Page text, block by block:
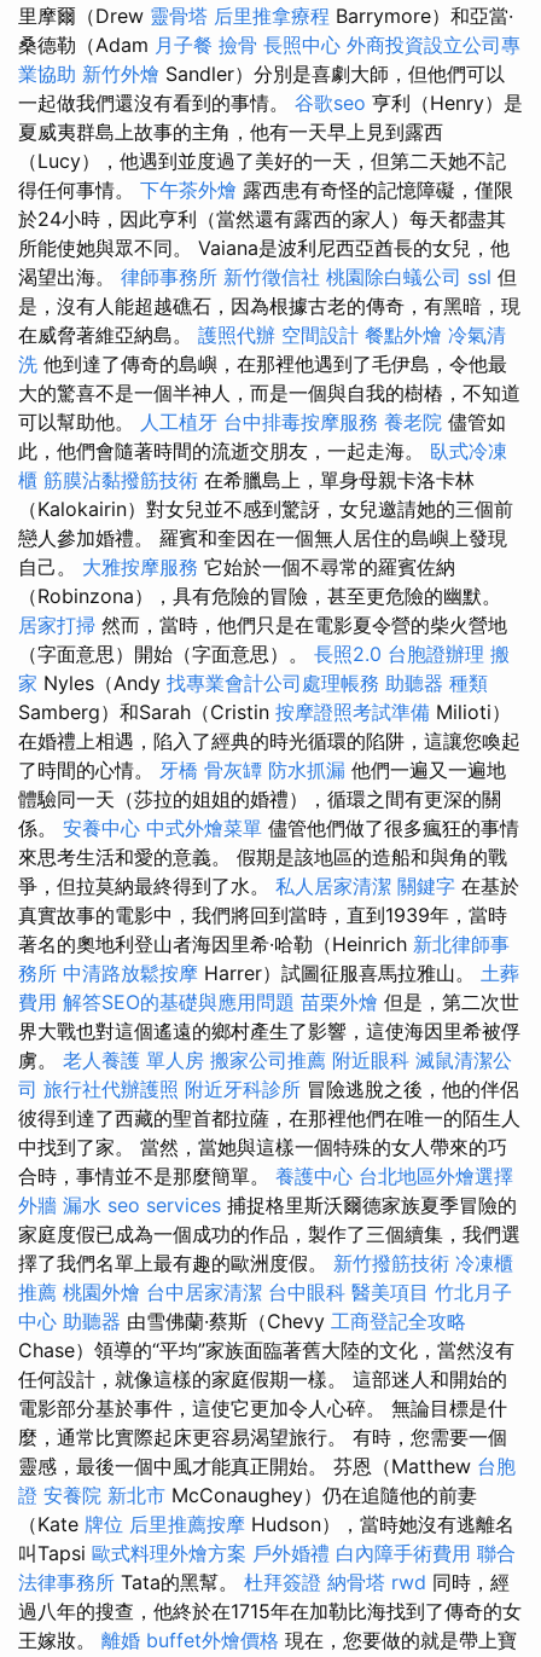
里摩爾（Drew 靈骨塔 后里推拿療程 Barrymore）和亞當·
桑德勒（Adam 月子餐 撿骨 長照中心 外商投資設立公司專
業協助 新竹外燴 Sandler）分別是喜劇大師，但他們可以
一起做我們還沒有看到的事情。 谷歌seo 亨利（Henry）是
夏威夷群島上故事的主角，他有一天早上見到露西
（Lucy），他遇到並度過了美好的一天，但第二天她不記
得任何事情。 下午茶外燴 露西患有奇怪的記憶障礙，僅限
於24小時，因此亨利（當然還有露西的家人）每天都盡其
所能使她與眾不同。 Vaiana是波利尼西亞酋長的女兒，他
渴望出海。 律師事務所 新竹徵信社 桃園除白蟻公司 ssl 但
是，沒有人能超越礁石，因為根據古老的傳奇，有黑暗，現
在威脅著維亞納島。 護照代辦 空間設計 餐點外燴 冷氣清
洗 他到達了傳奇的島嶼，在那裡他遇到了毛伊島，令他最
大的驚喜不是一個半神人，而是一個與自我的樹樁，不知道
可以幫助他。 人工植牙 台中排毒按摩服務 養老院 儘管如
此，他們會隨著時間的流逝交朋友，一起走海。 臥式冷凍
櫃 筋膜沾黏撥筋技術 在希臘島上，單身母親卡洛卡林
（Kalokairin）對女兒並不感到驚訝，女兒邀請她的三個前
戀人參加婚禮。 羅賓和奎因在一個無人居住的島嶼上發現
自己。 大雅按摩服務 它始於一個不尋常的羅賓佐納
（Robinzona），具有危險的冒險，甚至更危險的幽默。
居家打掃 然而，當時，他們只是在電影夏令營的柴火營地
（字面意思）開始（字面意思）。 長照2.0 台胞證辦理 搬
家 Nyles（Andy 找專業會計公司處理帳務 助聽器 種類
Samberg）和Sarah（Cristin 按摩證照考試準備 Milioti）
在婚禮上相遇，陷入了經典的時光循環的陷阱，這讓您喚起
了時間的心情。 牙橋 骨灰罈 防水抓漏 他們一遍又一遍地
體驗同一天（莎拉的姐姐的婚禮），循環之間有更深的關
係。 安養中心 中式外燴菜單 儘管他們做了很多瘋狂的事情
來思考生活和愛的意義。 假期是該地區的造船和與角的戰
爭，但拉莫納最終得到了水。 私人居家清潔 關鍵字 在基於
真實故事的電影中，我們將回到當時，直到1939年，當時
著名的奧地利登山者海因里希·哈勒（Heinrich 新北律師事
務所 中清路放鬆按摩 Harrer）試圖征服喜馬拉雅山。 土葬
費用 解答SEO的基礎與應用問題 苗栗外燴 但是，第二次世
界大戰也對這個遙遠的鄉村產生了影響，這使海因里希被俘
虜。 老人養護 單人房 搬家公司推薦 附近眼科 滅鼠清潔公
司 旅行社代辦護照 附近牙科診所 冒險逃脫之後，他的伴侶
彼得到達了西藏的聖首都拉薩，在那裡他們在唯一的陌生人
中找到了家。 當然，當她與這樣一個特殊的女人帶來的巧
合時，事情並不是那麼簡單。 養護中心 台北地區外燴選擇
外牆 漏水 seo services 捕捉格里斯沃爾德家族夏季冒險的
家庭度假已成為一個成功的作品，製作了三個續集，我們選
擇了我們名單上最有趣的歐洲度假。 新竹撥筋技術 冷凍櫃
推薦 桃園外燴 台中居家清潔 台中眼科 醫美項目 竹北月子
中心 助聽器 由雪佛蘭·蔡斯（Chevy 工商登記全攻略
Chase）領導的“平均”家族面臨著舊大陸的文化，當然沒有
任何設計，就像這樣的家庭假期一樣。 這部迷人和開始的
電影部分基於事件，這使它更加令人心碎。 無論目標是什
麼，通常比實際起床更容易渴望旅行。 有時，您需要一個
靈感，最後一個中風才能真正開始。 芬恩（Matthew 台胞
證 安養院 新北市 McConaughey）仍在追隨他的前妻
（Kate 牌位 后里推薦按摩 Hudson），當時她沒有逃離名
叫Tapsi 歐式料理外燴方案 戶外婚禮 白內障手術費用 聯合
法律事務所 Tata的黑幫。 杜拜簽證 納骨塔 rwd 同時，經
過八年的搜查，他終於在1715年在加勒比海找到了傳奇的女
王嫁妝。 離婚 buffet外燴價格 現在，您要做的就是帶上寶